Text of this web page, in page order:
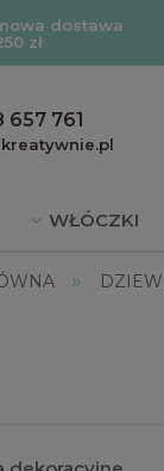
dostawa
zł
657 761
WŁÓCZKI
»